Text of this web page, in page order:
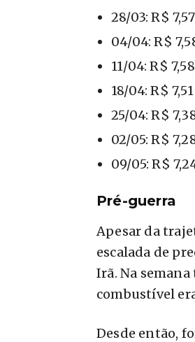
28/03: R$ 7,57
04/04: R$
11/04: R$ 7,58
18/04: R$ 7,51
25/04: R$
02/05: R$
09/05: R$
Pré-guerra
Apesar da
escalada de
Irã. Na
combustível
Desde então,